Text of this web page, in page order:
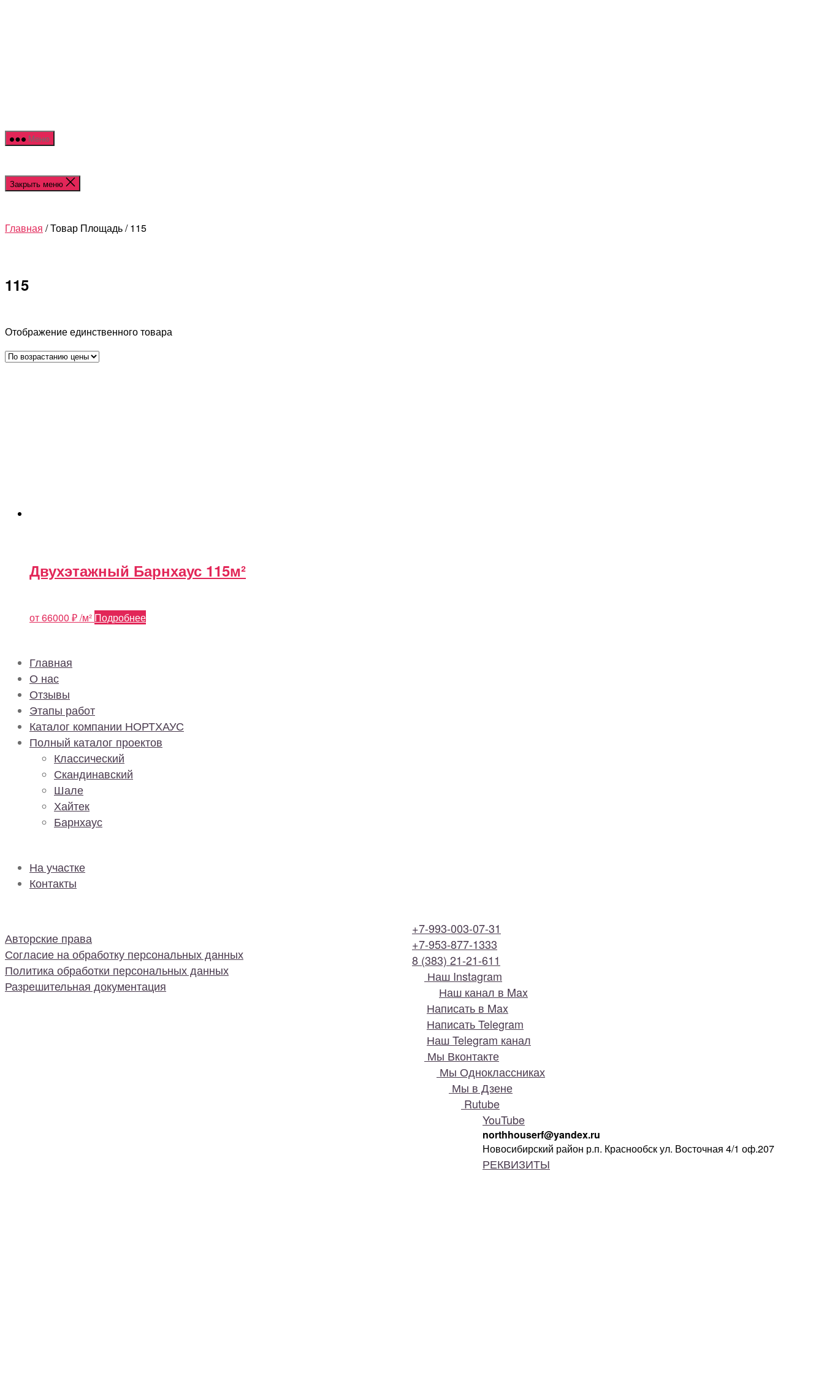
Меню
Закрыть меню
Главная / Товар Площадь / 115
115
Отображение единственного товара
Двухэтажный Барнхаус 115м²
от66000 ₽/м² Подробнее
Главная
О нас
Отзывы
Этапы работ
Каталог компании НОРТХАУС
Полный каталог проектов
Классический
Скандинавский
Шале
Хайтек
Барнхаус
На участке
Контакты
Авторские права
Согласие на обработку персональных данных
Политика обработки персональных данных
Разрешительная документация
+7-993-003-07-31
+7-953-877-1333
8 (383) 21-21-611
Наш Instagram
Наш канал в Max
Написать в Max
Написать Telegram
Наш Telegram канал
Мы Вконтакте
Мы Одноклассниках
Мы в Дзене
Rutube
YouTube
northhouserf@yandex.ru
Новосибирский район р.п. Краснообск ул. Восточная 4/1 оф.207
РЕКВИЗИТЫ